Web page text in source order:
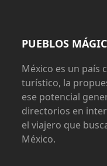
PUEBLOS
México es un país
turístico, la
ese potencial
directorios en
el viajero que
México.